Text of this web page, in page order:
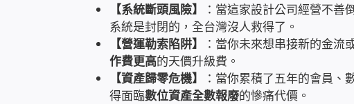
【系統斷頭風險】 ：當這家設計公司經營不善
系統是封閉的，全台灣沒人救得了。
【營運勒索陷阱】
：當你未來想串接新的金流
作費更高的天價升級費。
【資產歸零危機】
：當你累積了五年的會員
得面臨數位資產全數報廢的慘痛代價。